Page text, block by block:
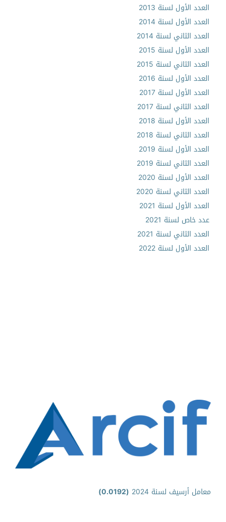
العدد الأول لسنة 2013
العدد الأول لسنة 2014
العدد الثاني لسنة 2014
العدد الأول لسنة 2015
العدد الثاني لسنة 2015
العدد الأول لسنة 2016
العدد الأول لسنة 2017
العدد الثاني لسنة 2017
العدد الأول لسنة 2018
العدد الثاني لسنة 2018
العدد الأول لسنة 2019
العدد الثاني لسنة 2019
العدد الأول لسنة 2020
العدد الثاني لسنة 2020
العدد الأول لسنة 2021
عدد خاص لسنة 2021
العدد الثاني لسنة 2021
العدد الأول لسنة 2022
معامل أرسيف لسنة 2024 (0.0192)